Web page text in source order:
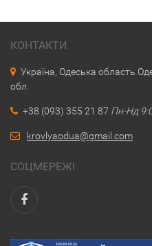
КОНТАКТИ
Україна, Одеська область
обл.
+38 (093) 355 21 87 Пн-Нд
krovlyaodua@gmail.com
СОЦМЕРЕЖІ